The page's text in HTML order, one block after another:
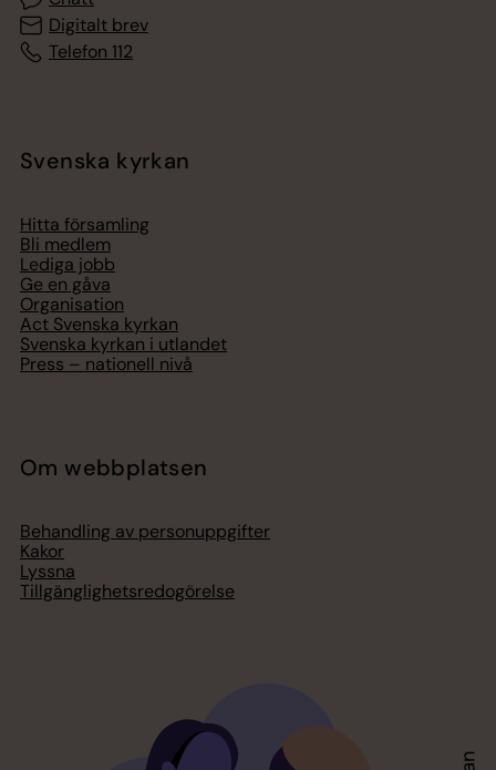
Digitalt brev
Telefon 112
Svenska kyrkan
Hitta församling
Bli medlem
Lediga jobb
Ge en gåva
Organisation
Act Svenska kyrkan
Svenska kyrkan i utlandet
Press – nationell nivå
Om webbplatsen
Behandling av personuppgifter
Kakor
Lyssna
Tillgänglighetsredogörelse